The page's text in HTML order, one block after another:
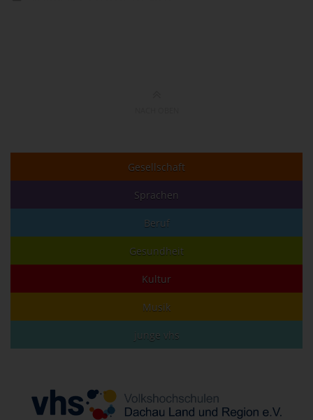
Gesellschaft
Sprachen
Beruf
Gesundheit
Kultur
Musik
junge vhs